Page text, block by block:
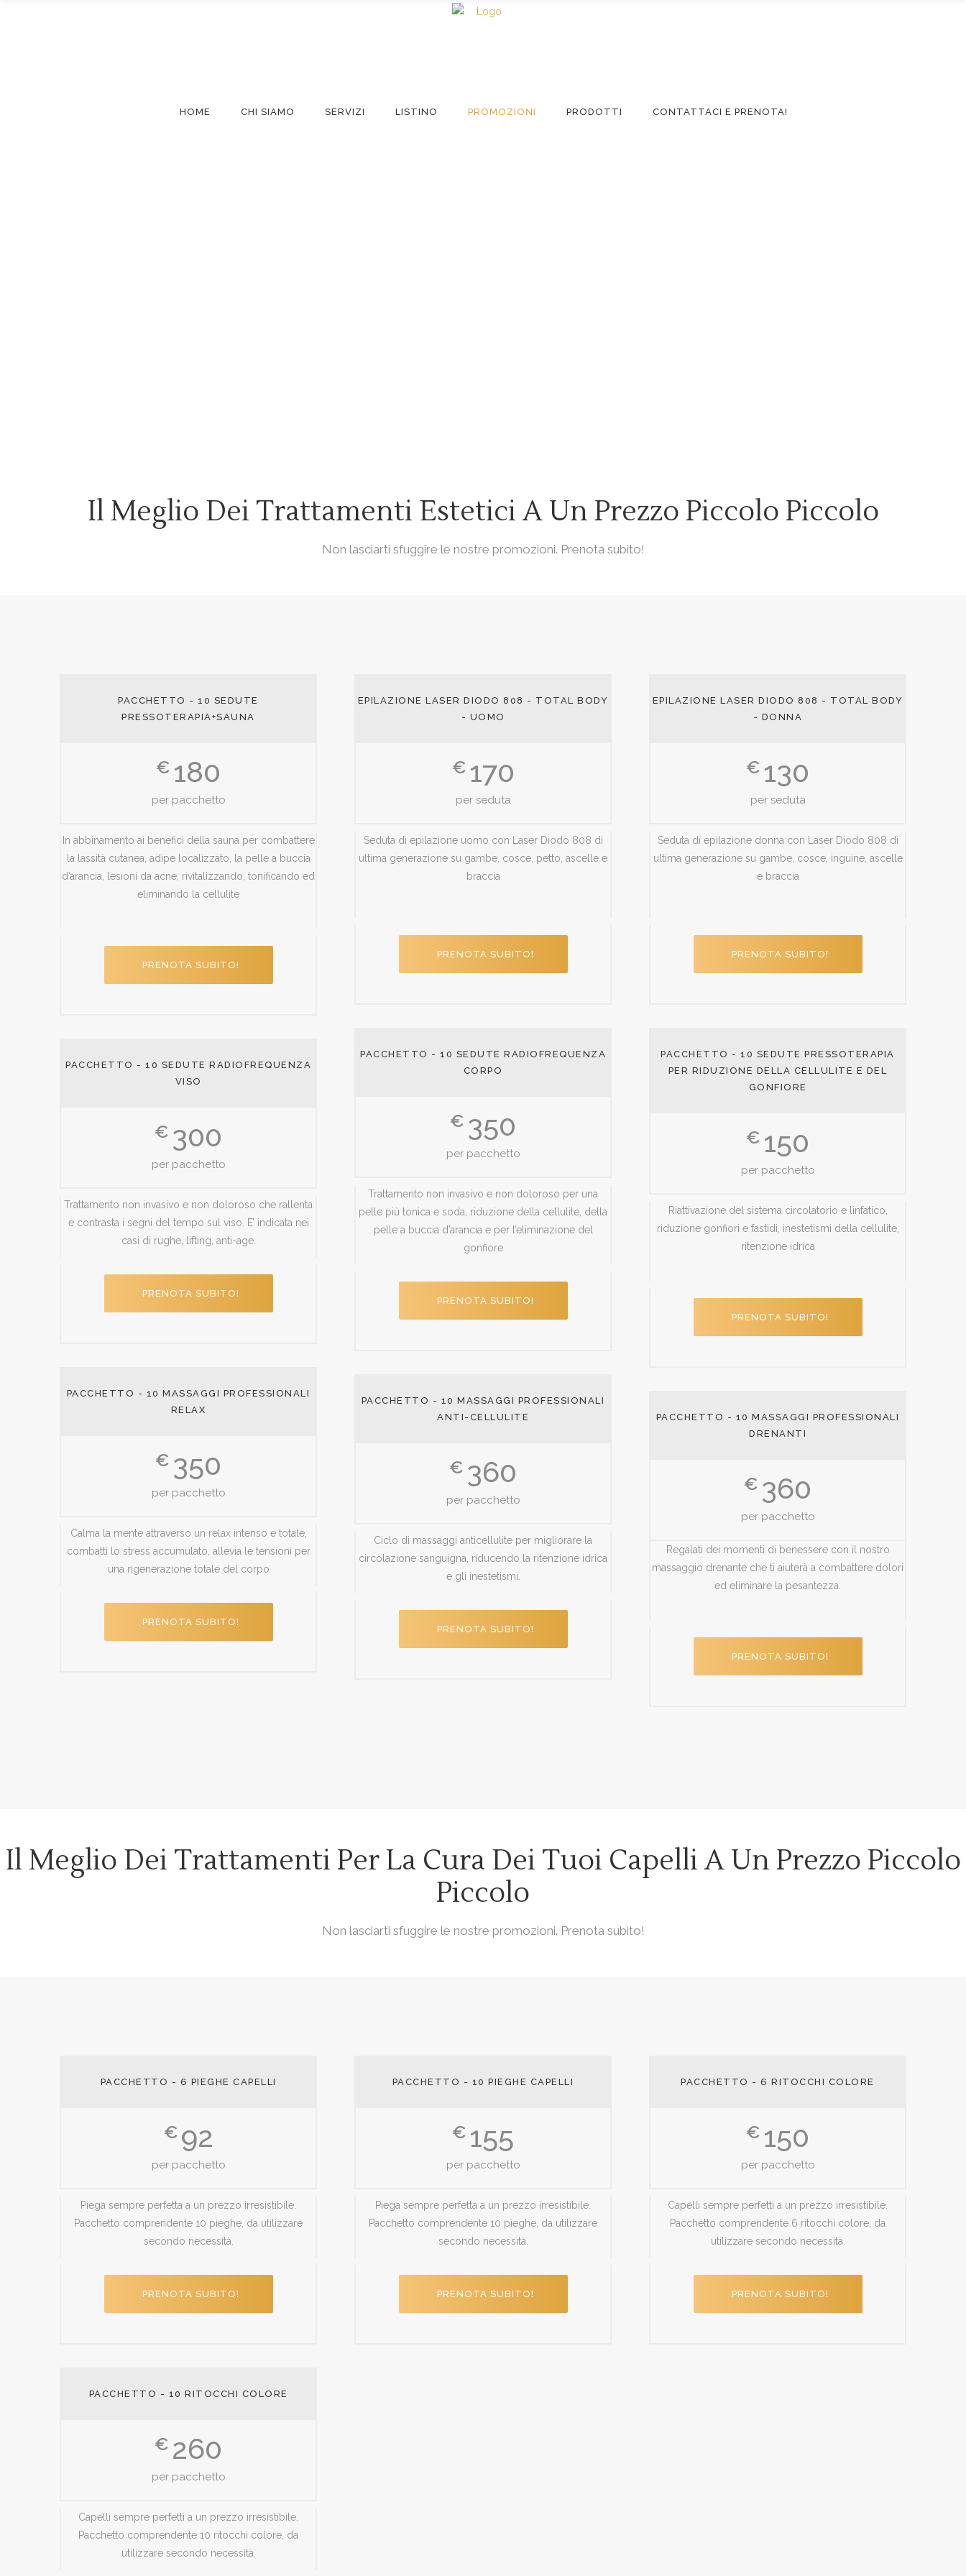
HOME CHI SIAMO SERVIZI LISTINO PROMOZIONI PRODOTTI CONTATTACI E PRENOTA!
Il Meglio Dei Trattamenti Estetici A Un Prezzo Piccolo Piccolo
Non lasciarti sfuggire le nostre promozioni. Prenota subito!
PACCHETTO - 10 SEDUTE
PRESSOTERAPIA+SAUNA
€ 180
per pacchetto
In abbinamento ai benefici della sauna per combattere
la lassità cutanea, adipe localizzato, la pelle a buccia
d’arancia, lesioni da acne, rivitalizzando, tonificando ed
eliminando la cellulite
PRENOTA SUBITO!
PACCHETTO - 10 SEDUTE RADIOFREQUENZA
VISO
€ 300
per pacchetto
Trattamento non invasivo e non doloroso che rallenta
e contrasta i segni del tempo sul viso. E’ indicata nei
casi di rughe, lifting, anti-age.
PRENOTA SUBITO!
PACCHETTO - 10 MASSAGGI PROFESSIONALI
RELAX
€ 350
per pacchetto
Calma la mente attraverso un relax intenso e totale,
combatti lo stress accumulato, allevia le tensioni per
una rigenerazione totale del corpo
PRENOTA SUBITO!
EPILAZIONE LASER DIODO 808 - TOTAL BODY
- UOMO
€ 170
per seduta
Seduta di epilazione uomo con Laser Diodo 808 di
ultima generazione su gambe, cosce, petto, ascelle e
braccia
PRENOTA SUBITO!
PACCHETTO - 10 SEDUTE RADIOFREQUENZA
CORPO
€ 350
per pacchetto
Trattamento non invasivo e non doloroso per una
pelle più tonica e soda, riduzione della cellulite, della
pelle a buccia d’arancia e per l’eliminazione del
gonfiore
PRENOTA SUBITO!
PACCHETTO - 10 MASSAGGI PROFESSIONALI
ANTI-CELLULITE
€ 360
per pacchetto
Ciclo di massaggi anticellulite per migliorare la
circolazione sanguigna, riducendo la ritenzione idrica
e gli inestetismi.
PRENOTA SUBITO!
EPILAZIONE LASER DIODO 808 - TOTAL BODY
- DONNA
€ 130
per seduta
Seduta di epilazione donna con Laser Diodo 808 di
ultima generazione su gambe, cosce, inguine, ascelle
e braccia
PRENOTA SUBITO!
PACCHETTO - 10 SEDUTE PRESSOTERAPIA
PER RIDUZIONE DELLA CELLULITE E DEL
GONFIORE
€ 150
per pacchetto
Riattivazione del sistema circolatorio e linfatico,
riduzione gonfiori e fastidi, inestetismi della cellulite,
ritenzione idrica
PRENOTA SUBITO!
PACCHETTO - 10 MASSAGGI PROFESSIONALI
DRENANTI
€ 360
per pacchetto
Regalati dei momenti di benessere con il nostro
massaggio drenante che ti aiuterà a combattere dolori
ed eliminare la pesantezza.
PRENOTA SUBITO!
Il Meglio Dei Trattamenti Per La Cura Dei Tuoi Capelli A Un Prezzo Piccolo
Piccolo
Non lasciarti sfuggire le nostre promozioni. Prenota subito!
PACCHETTO - 6 PIEGHE CAPELLI
€ 92
per pacchetto
Piega sempre perfetta a un prezzo irresistibile.
Pacchetto comprendente 10 pieghe, da utilizzare
secondo necessità.
PRENOTA SUBITO!
PACCHETTO - 10 RITOCCHI COLORE
€ 260
per pacchetto
Capelli sempre perfetti a un prezzo irresistibile.
Pacchetto comprendente 10 ritocchi colore, da
utilizzare secondo necessità.
PACCHETTO - 10 PIEGHE CAPELLI
€ 155
per pacchetto
Piega sempre perfetta a un prezzo irresistibile.
Pacchetto comprendente 10 pieghe, da utilizzare
secondo necessità.
PRENOTA SUBITO!
PACCHETTO - 6 RITOCCHI COLORE
€ 150
per pacchetto
Capelli sempre perfetti a un prezzo irresistibile.
Pacchetto comprendente 6 ritocchi colore, da
utilizzare secondo necessità.
PRENOTA SUBITO!